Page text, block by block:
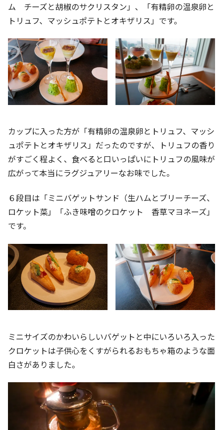
ム チーズと胡椒のサクリスタン」、「有精卵の温泉卵と
トリュフ、マッシュポテトとオキザリス」です。
カップに入った方が「有精卵の温泉卵とトリュフ、マッシ
ュポテトとオキザリス」だったのですが、トリュフの香り
がすごく程よく、食べると口いっぱいにトリュフの風味が
広がって本当にラグジュアリーなお味でした。
６段目は「ミニバゲットサンド（生ハムとブリーチーズ、
ロケット菜」「ふき味噌のクロケット 香草マヨネーズ」
です。
ミニサイズのかわいらしいバゲットと中にいろいろ入った
クロケットは子供心をくすがられるおもちゃ箱のような面
白さがありました。